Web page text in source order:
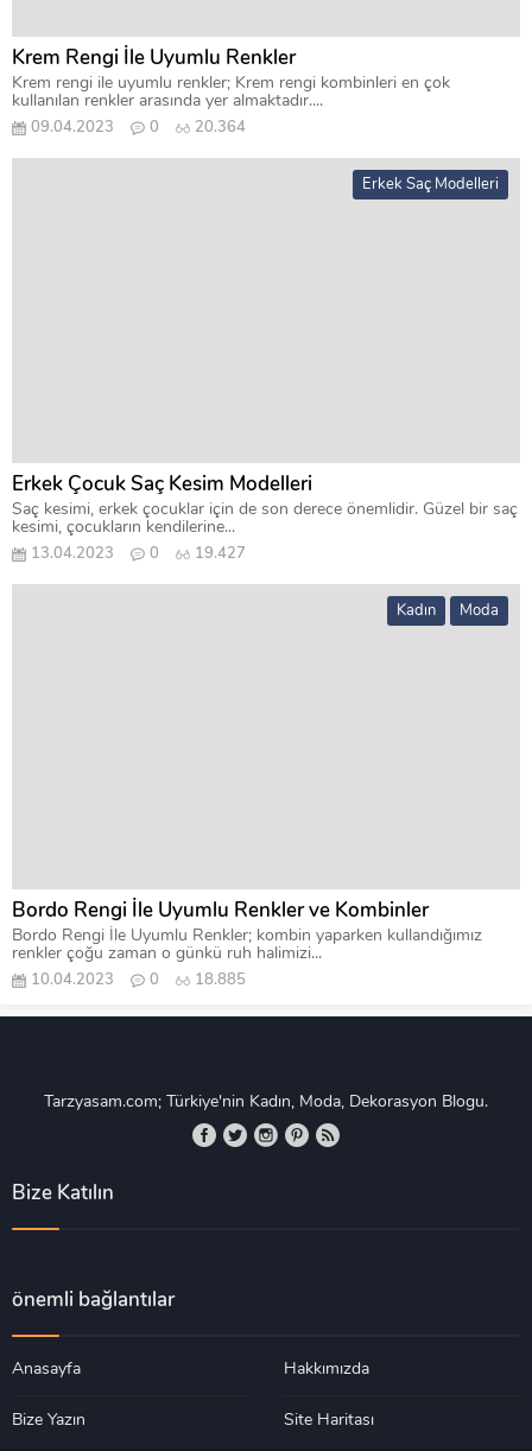
Krem Rengi İle Uyumlu Renkler
Krem rengi ile uyumlu renkler; Krem rengi kombinleri en çok
kullanılan renkler arasında yer almaktadır....
09.04.2023 0 20.364
Erkek Saç Modelleri
Erkek Çocuk Saç Kesim Modelleri
Saç kesimi, erkek çocuklar için de son derece önemlidir. Güzel bir saç
kesimi, çocukların kendilerine...
13.04.2023 0 19.427
Kadın Moda
Bordo Rengi İle Uyumlu Renkler ve Kombinler
Bordo Rengi İle Uyumlu Renkler; kombin yaparken kullandığımız
renkler çoğu zaman o günkü ruh halimizi...
10.04.2023 0 18.885
Tarzyasam.com; Türkiye'nin Kadın, Moda, Dekorasyon Blogu.
Bize Katılın
önemli bağlantılar
Anasayfa Hakkımızda
Bize Yazın Site Haritası